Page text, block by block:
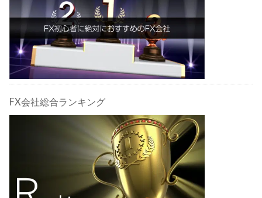
す！
FX会社総合ランキング